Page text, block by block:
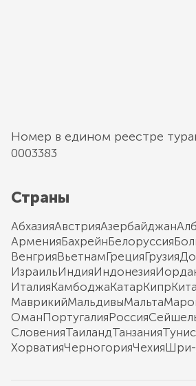
Номер в едином реестре
0003383
Страны
АбхазияАвстрияАзербайджан
АрменияБахрейнБелоруссия
ВенгрияВьетнамГрецияГрузия
ИзраильИндияИндонезия
ИталияКамбоджаКатарКипр
МаврикийМальдивыМальта
ОманПортугалияРоссия
СловенияТаиландТанзанияТунис
ХорватияЧерногорияЧехияШри-